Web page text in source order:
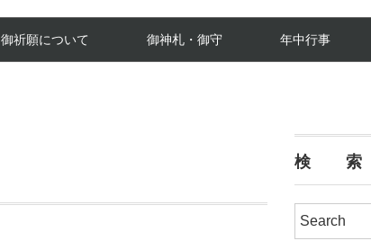
御祈願について 御神札・御守 年中行事
検 索